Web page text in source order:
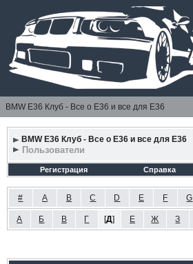
BMW E36 Клуб - Все о Е36 и все для Е36
BMW E36 Клуб - Все о Е36 и все для Е36
Пользователи
Регистрация Справка
# A B C D E F G
А Б В Г [Д] Е Ж З